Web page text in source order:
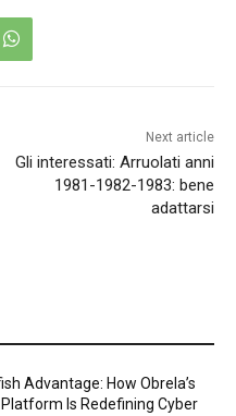
Next article
Gli interessati: Arruolati anni
1981-1982-1983: bene
adattarsi
Advantage: How Obrela’s
Is Redefining Cyber